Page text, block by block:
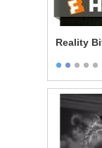
Reality